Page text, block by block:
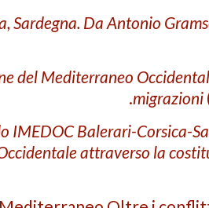
Sardegna. Da Antonio
del Mediterraneo
migrazioni
IMEDOC Balerari-Corsica-
attraverso la